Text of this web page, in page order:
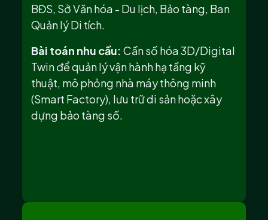
BĐS, Sở Văn hóa - Du lịch, Bảo tàng, Ban
Quản lý Di tích.
Bài toán nhu cầu: Cần số hóa 3D/Digital
Twin để quản lý vận hành hạ tầng kỹ
thuật, mô phỏng nhà máy thông minh
(Smart Factory), lưu trữ di sản hoặc xây
dựng bảo tàng số.